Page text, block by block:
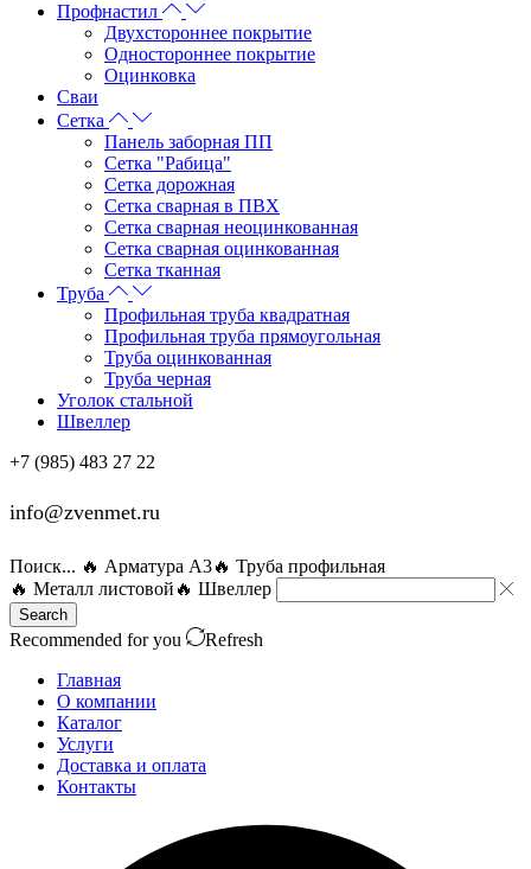
Профнастил
Двухстороннее покрытие
Одностороннее покрытие
Оцинковка
Сваи
Сетка
Панель заборная ПП
Сетка "Рабица"
Сетка дорожная
Сетка сварная в ПВХ
Сетка сварная неоцинкованная
Сетка сварная оцинкованная
Сетка тканная
Труба
Профильная труба квадратная
Профильная труба прямоугольная
Труба оцинкованная
Труба черная
Уголок стальной
Швеллер
+7 (985) 483 27 22
info@zvenmet.ru
Поиск... 🔥 Арматура А3🔥 Труба профильная
🔥 Металл листовой 🔥 Швеллер
Search
Recommended for you
Refresh
Главная
О компании
Каталог
Услуги
Доставка и оплата
Контакты